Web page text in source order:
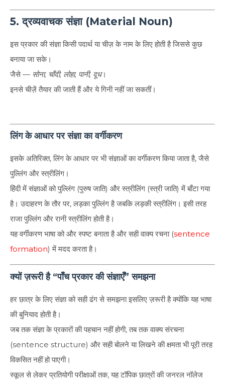
5. द्रव्यवाचक संज्ञा (Material Noun)
इस प्रकार की संज्ञा किसी पदार्थ या चीज़ के नाम के लिए होती है जिससे कुछ
बनाया जा सके।
जैसे — सोना, चाँदी, लोहा, पानी, दूध।
इनसे चीज़ें तैयार की जाती हैं और ये गिनी नहीं जा सकतीं।
लिंग के आधार पर संज्ञा का वर्गीकरण
इसके अतिरिक्त, लिंग के आधार पर भी संज्ञाओं का वर्गीकरण किया जाता है, जैसे
पुल्लिंग और स्त्रीलिंग।
हिंदी में संज्ञाओं को पुल्लिंग (पुरुष जाति) और स्त्रीलिंग (स्त्री जाति) में बाँटा गया
है। उदाहरण के तौर पर, लड़का पुल्लिंग है जबकि लड़की स्त्रीलिंग। इसी तरह
राजा पुल्लिंग और रानी स्त्रीलिंग होती है।
यह वर्गीकरण भाषा को और स्पष्ट बनाता है और सही वाक्य रचना (sentence
formation) में मदद करता है।
क्यों ज़रूरी है “पाँच प्रकार की संज्ञाएँ” समझना
हर छात्र के लिए संज्ञा को सही ढंग से समझना इसलिए ज़रूरी है क्योंकि यह भाषा
की बुनियाद होती है।
जब तक संज्ञा के प्रकारों की पहचान नहीं होगी, तब तक वाक्य संरचना
(sentence structure) और सही बोलने या लिखने की क्षमता भी पूरी तरह
विकसित नहीं हो पाएगी।
स्कूल से लेकर प्रतियोगी परीक्षाओं तक, यह टॉपिक छात्रों की जनरल नॉलेज